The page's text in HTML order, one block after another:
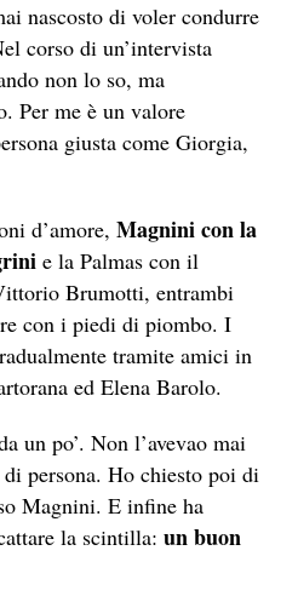
nascosto di voler condurre
corso di un’intervista
non lo so, ma
Per me è un valore
giusta come Giorgia,
d’amore, Magnini con la
e la Palmas con il
Brumotti, entrambi
con i piedi di piombo. I
tramite amici in
ed Elena Barolo.
un po’. Non l’avevao mai
persona. Ho chiesto poi di
Magnini. E infine ha
la scintilla: un buon